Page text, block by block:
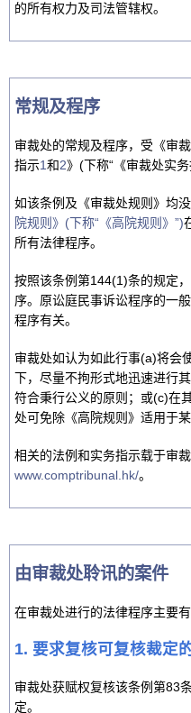
的所有权力及司法管辖权。
常规及程序
审裁处的常规及程序，受《审
指示1和2》(下称“《审裁处实务
如该条例及《审裁处规则》均
院规则》(下称“《高院规则》”)
所有法律程序。
按照该条例第144(1)条的规定
序。原讼庭民事诉讼程序的一
程序有关。
审裁处如认为如此行事(a)将会
下，尽量不拘形式地迅速进行
符合秉行公义的原则；或(c)在
处可免除《高院规则》适用于某
相关的法例和实务指示载于审
www.comptribunal.hk/。
由审裁处聆讯的案件
在审裁处进行的法律程序主要有
1. 要求复核可复核裁定
审裁处获赋权复核该条例第83
定。